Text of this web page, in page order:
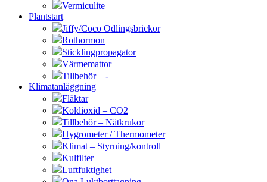
Vermiculite
Plantstart
Jiffy/Coco Odlingsbrickor
Rothormon
Sticklingpropagator
Värmemattor
Tillbehör—-
Klimatanläggning
Fläktar
Koldioxid – CO2
Tillbehör – Nätkrukor
Hygrometer / Thermometer
Klimat – Styrning/kontroll
Kulfilter
Luftfuktighet